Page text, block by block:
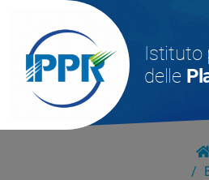
Istituto
delle